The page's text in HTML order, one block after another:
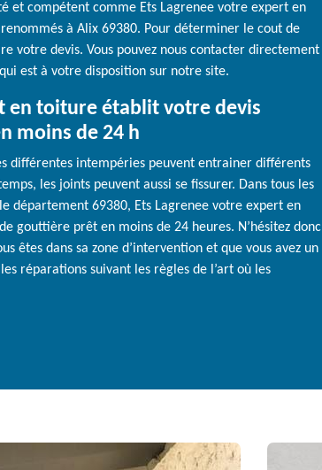
et compétent comme Ets Lagrenee votre expert en
à Alix 69380. Pour déterminer le cout de
votre devis. Vous pouvez nous contacter directement
est à votre disposition sur notre site.
en toiture établit votre devis
moins de 24 h
différentes intempéries peuvent entrainer différents
les joints peuvent aussi se fissurer. Dans tous les
département 69380, Ets Lagrenee votre expert en
gouttière prêt en moins de 24 heures. N’hésitez donc
êtes dans sa zone d’intervention et que vous avez un
réparations suivant les règles de l’art où les